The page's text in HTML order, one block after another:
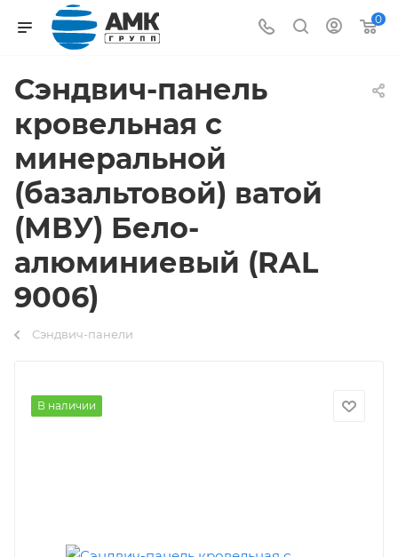
0
Сэндвич-панель
кровельная с
минеральной
(базальтовой) ватой
(МВУ) Бело-
алюминиевый (RAL
9006)
Сэндвич-панели
В наличии